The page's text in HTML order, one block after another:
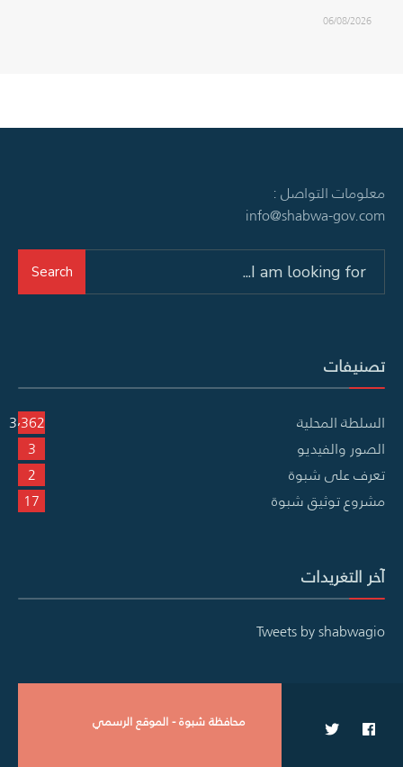
06/08/2026
معلومات التواصل :
info@shabwa-gov.com
Search
تصنيفات
السلطة المحلية
3٬362
الصور والفيديو
3
تعرف على شبوة
2
مشروع توثيق شبوة
17
آخر التغريدات
Tweets by shabwagio
محافظة شبوة - الموقع الرسمي